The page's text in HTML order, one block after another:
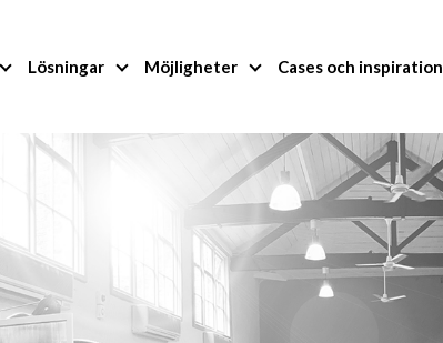
Lösningar Möjligheter Cases och inspiration